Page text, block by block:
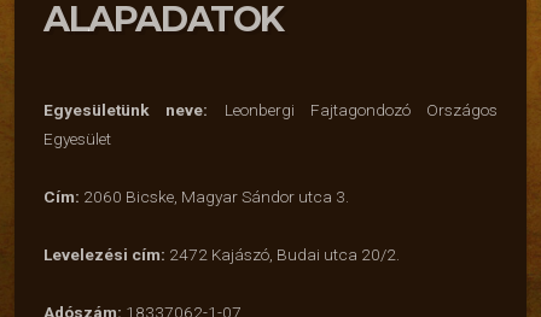
ALAPADATOK
Egyesületünk neve: Leonbergi Fajtagondozó Országos
Egyesület
Cím: 2060 Bicske, Magyar Sándor utca 3.
Levelezési cím: 2472 Kajászó, Budai utca 20/2.
Adószám: 18337062-1-07